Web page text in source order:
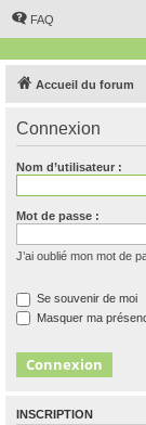
FAQ
Accueil du forum
Connexion
Nom d’utilisateur :
Mot de passe :
J’ai oublié mon mot de
Se souvenir de moi
Masquer ma
INSCRIPTION